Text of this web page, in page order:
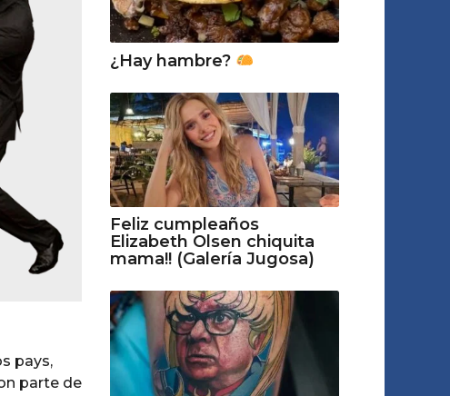
pays,
parte de
¿Hay hambre?
Feliz cumpleaños
Elizabeth Olsen chiquita
mama!! (Galería Jugosa)